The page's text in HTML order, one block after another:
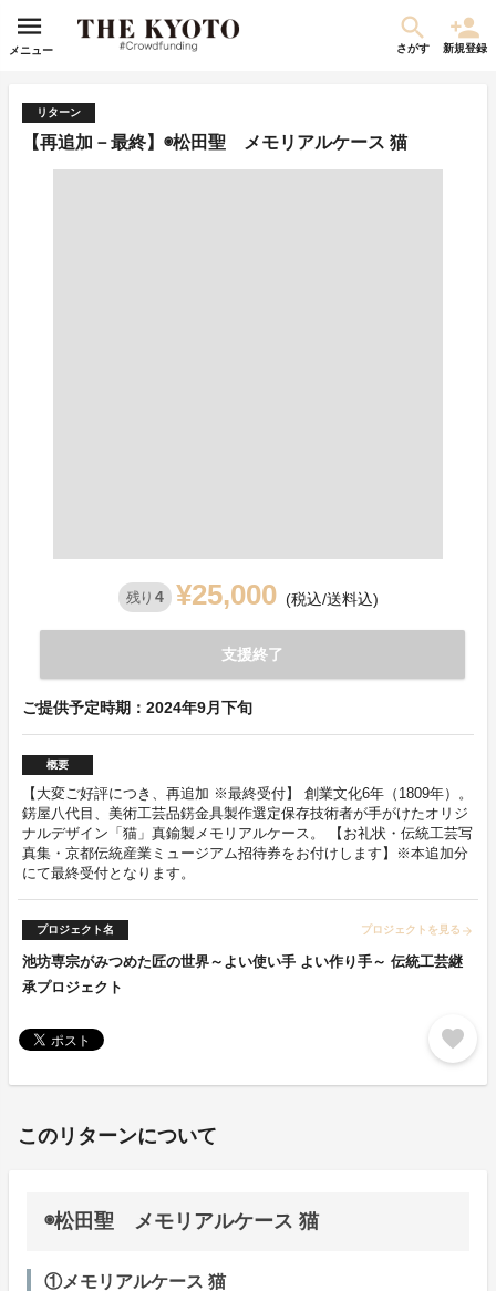
メニュー さがす 新規登録
リターン
【再追加－最終】◉松田聖 メモリアルケース 猫
残り 4 ¥25,000 (税込/送料込)
支援終了
ご提供予定時期：2024年9月下旬
概要
【大変ご好評につき、再追加 ※最終受付】 創業文化6年（1809年）。
錺屋八代目、美術工芸品錺金具製作選定保存技術者が手がけたオリジ
ナルデザイン「猫」真鍮製メモリアルケース。 【お礼状・伝統工芸写
真集・京都伝統産業ミュージアム招待券をお付けします】※本追加分
にて最終受付となります。
プロジェクト名 プロジェクトを見る arrow_forward
池坊専宗がみつめた匠の世界～よい使い手 よい作り手～ 伝統工芸継
承プロジェクト
favorite
このリターンについて
◉松田聖 メモリアルケース 猫
①メモリアルケース 猫